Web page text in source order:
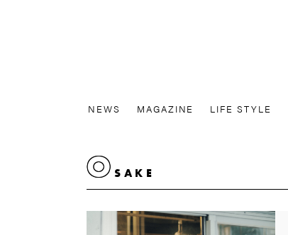
NEWS MAGAZINE LIFE STYLE
O SAKE